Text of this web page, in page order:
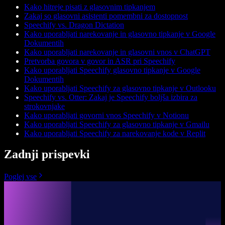
Kako hitreje pisati z glasovnim tipkanjem
Zakaj so glasovni asistenti pomembni za dostopnost
Speechify vs. Dragon Dictation
Kako uporabljati narekovanje in glasovno tipkanje v Google
Dokumentih
Kako uporabljati narekovanje in glasovni vnos v ChatGPT
Pretvorba govora v govor in ASR pri Speechify
Kako uporabljati Speechify glasovno tipkanje v Google
Dokumentih
Kako uporabljati Speechify za glasovno tipkanje v Outlooku
Speechify vs. Otter: Zakaj je Speechify boljša izbira za
strokovnjake
Kako uporabljati govorni vnos Speechify v Notionu
Kako uporabljati Speechify za glasovno tipkanje v Gmailu
Kako uporabljati Speechify za narekovanje kode v Replit
Zadnji prispevki
Poglej vse